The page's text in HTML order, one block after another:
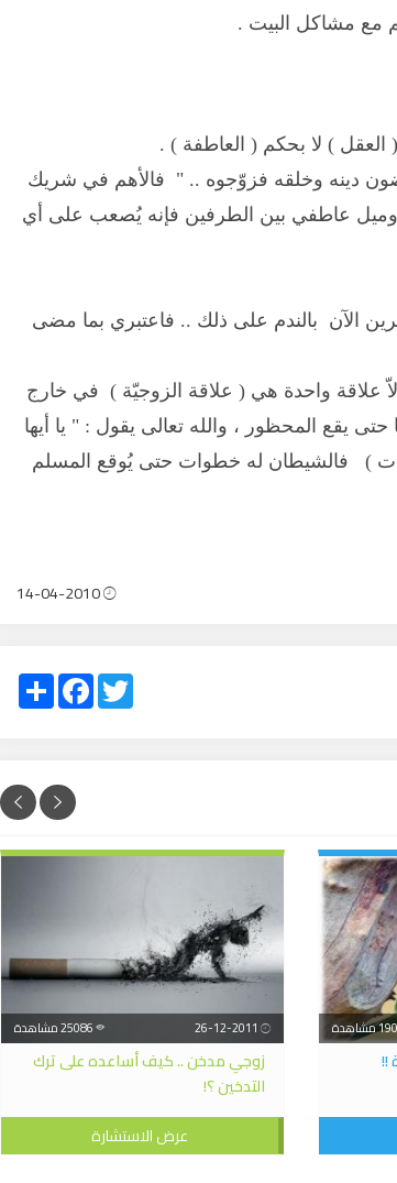
مع مشاكل البيت .
العقل ) لا بحكم ( العاطفة ) .
دينه وخلقه فزوّجوه .. " فالأهم في شريك
وميل عاطفي بين الطرفين فإنه يُصعب على أي
بالندم على ذلك .. فاعتبري بما مضى
علاقة واحدة هي ( علاقة الزوجيّة ) في خارج
يقع المحظور ، والله تعالى يقول : " يا أيها
) فالشيطان له خطوات حتى يُوقع المسلم
Share
FacebookTwitter
!!
25086 مشاهدة
زوجي مدخن .. كيف أساعده على ترك
التدخين ؟!
عرض الاستشارة